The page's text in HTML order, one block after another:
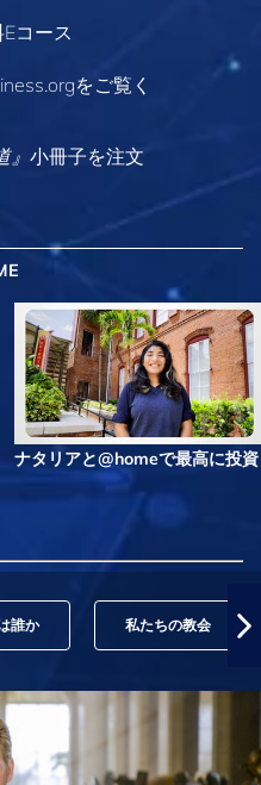
コース
をご覧く
小冊子を注文
ナタリアと@homeで最高に投資
誰か 私たちの教会